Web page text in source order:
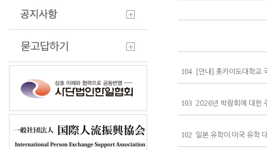
104 [안내] 홋카이도대학교
103 2026년 박람회에 대한
102 일본 유학이 미국 유학